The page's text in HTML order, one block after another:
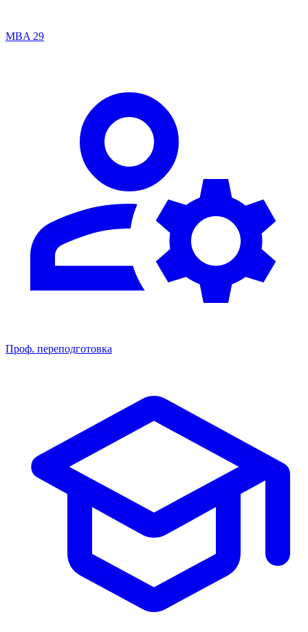
MBA 29
Проф. переподготовка